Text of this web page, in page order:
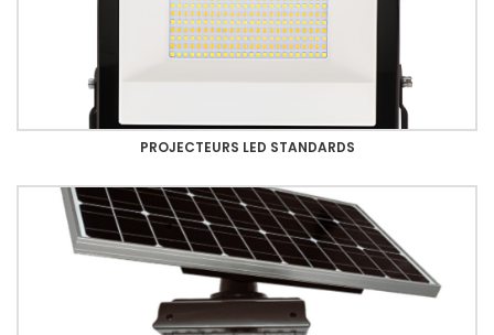
PROJECTEURS LED STANDARDS